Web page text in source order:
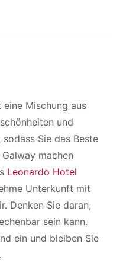
eine Mischung aus
und
Sie das Beste
machen
Leonardo Hotel
Unterkunft mit
Denken Sie daran,
sein kann.
ein und bleiben Sie